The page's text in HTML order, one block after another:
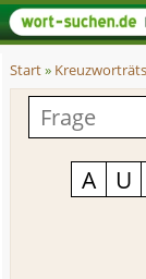
Start»